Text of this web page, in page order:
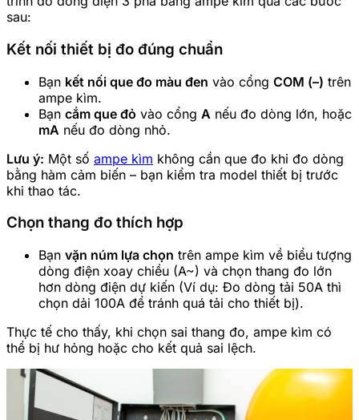
sau:
Kết nối thiết bị đo đúng chuẩn
Bạn kết nối que đo màu đen vào cổng COM (–) trên
ampe kìm.
Bạn cắm que đỏ vào cổng A nếu đo dòng lớn, hoặc
mA nếu đo dòng nhỏ.
Lưu ý: Một số ampe kìm không cần que đo khi đo dòng
bằng hàm cảm biến – bạn kiểm tra model thiết bị trước
khi thao tác.
Chọn thang đo thích hợp
Bạn vặn núm lựa chọn trên ampe kìm về biểu tượng
dòng điện xoay chiều (A~) và chọn thang đo lớn
hơn dòng điện dự kiến (Ví dụ: Đo dòng tải 50A thì
chọn dải 100A để tránh quá tải cho thiết bị).
Thực tế cho thấy, khi chọn sai thang đo, ampe kìm có
thể bị hư hỏng hoặc cho kết quả sai lệch.